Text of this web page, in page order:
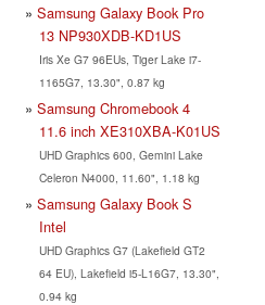
Samsung Galaxy Book Pro
13 NP930XDB-KD1US
Iris Xe G7 96EUs, Tiger Lake i7-
1165G7, 13.30", 0.87 kg
Samsung Chromebook 4
11.6 inch XE310XBA-K01US
UHD Graphics 600, Gemini Lake
Celeron N4000, 11.60", 1.18 kg
Samsung Galaxy Book S
Intel
UHD Graphics G7 (Lakefield GT2
64 EU), Lakefield i5-L16G7, 13.30",
0.94 kg